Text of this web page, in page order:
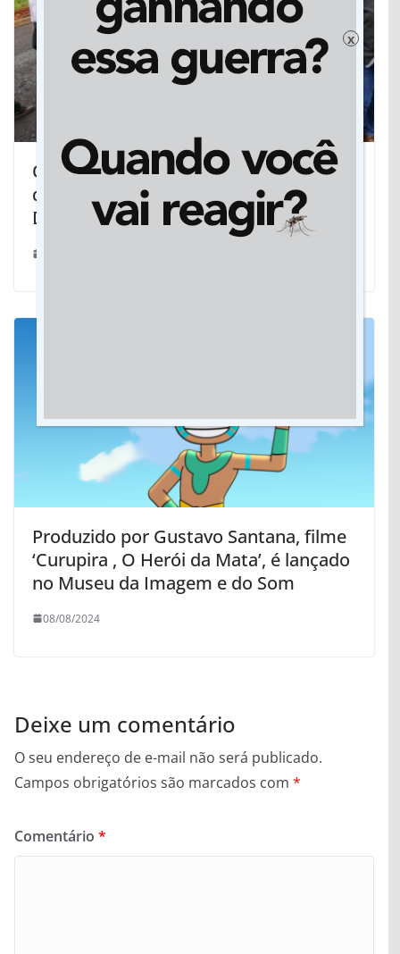
Obras do Governo de MS garantem
qualidade de vida e estrutura para
Dourados seguir crescendo
Produzido por Gustavo Santana, filme
‘Curupira , O Herói da Mata’, é lançado
no Museu da Imagem e do Som
08/08/2024
Deixe um comentário
O seu endereço de e-mail não será publicado.
Campos obrigatórios são marcados com *
Comentário *
x